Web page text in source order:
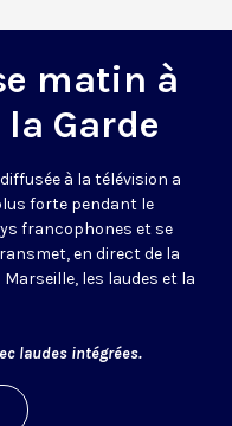
matin à
Garde
à la télévision a
forte pendant le
francophones et se
en direct de la
les laudes et la
laudes intégrées.